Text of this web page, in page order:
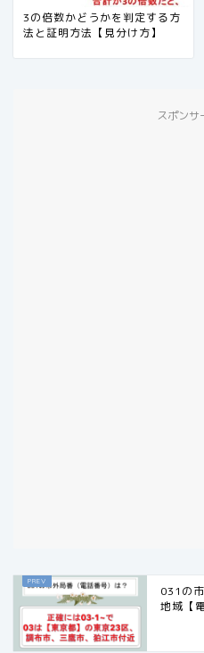
3の倍数かどうかを判定する方
法と証明方法【見分け方】
スポンサ
031の
地域【